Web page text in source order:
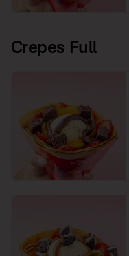
Crepes Full